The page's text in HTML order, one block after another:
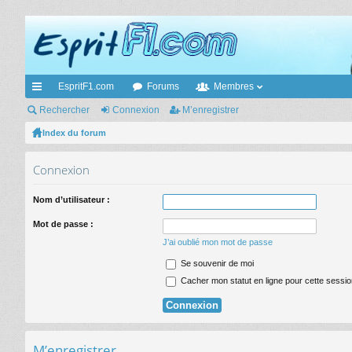
cc
ès
de
EspritF1.com Forums Membres
Rechercher Connexion M’enregistrer
Index du forum
Connexion
Nom d’utilisateur :
Mot de passe :
J’ai oublié mon mot de passe
Se souvenir de moi
Cacher mon statut en ligne pour cette